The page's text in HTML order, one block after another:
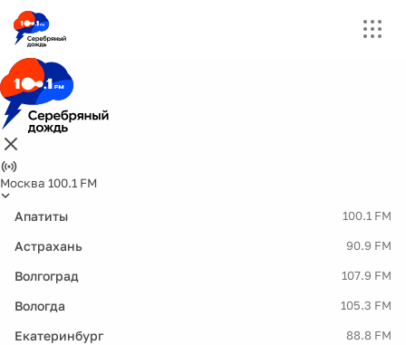
Москва 100.1 FM
Апатиты 100.1 FM
Астрахань 90.9 FM
Волгоград 107.9 FM
Вологда 105.3 FM
Екатеринбург 88.8 FM